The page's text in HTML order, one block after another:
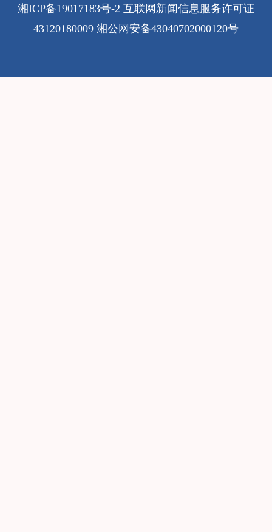
湘ICP备19017183号-2 互联网新闻信息服务许可证
43120180009 湘公网安备43040702000120号